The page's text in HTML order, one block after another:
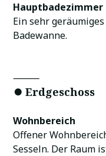
Hauptbadezimmer
Ein sehr
Badewanne.
⸻
⏺️ Erdgeschoss
Wohnbereich
Offener
Sesseln. Der Raum